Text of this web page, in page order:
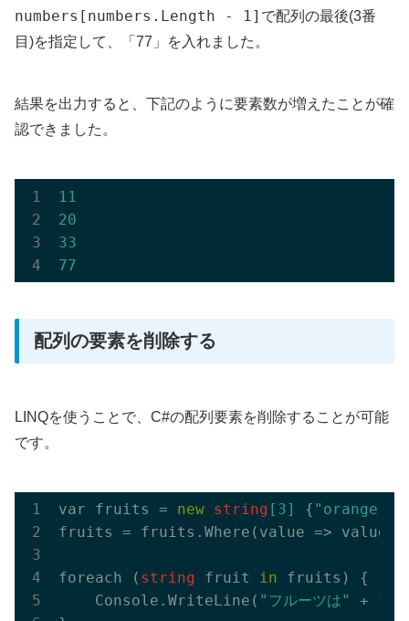
numbers[numbers.Length - 1] で配列の最後(3番
目)を指定して、「77」を入れました。
結果を出力すると、下記のように要素数が増えたことが確
認できました。
11
20
33
77
配列の要素を削除する
LINQを使うことで、C#の配列要素を削除することが可能
です。
var fruits = new string [ 3] { "orange"
fruits = fruits. Where( value => value
foreach ( string fruit in fruits) {
    Console.
WriteLine( "フルーツは" +